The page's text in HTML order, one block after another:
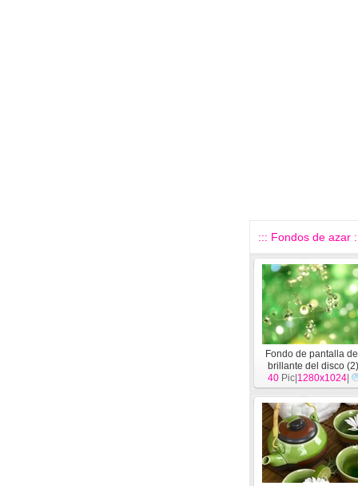
::: Fondos de azar
Fondo de pantalla
brillante del disco (2)
40 Pic| 1280x1024